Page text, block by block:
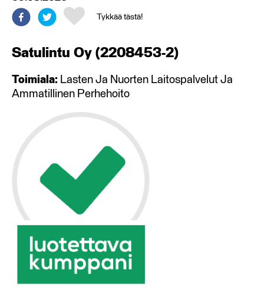
Tykkää tästä!
Satulintu Oy (2208453-2)
Toimiala: Lasten Ja Nuorten Laitospalvelut Ja
Ammatillinen Perhehoito